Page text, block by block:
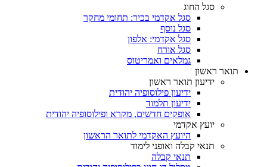
סגל החוג
סגל אקדמי בכיר: תחומי מחקר
סגל נוסף
סגל אקדמי: אלפון
סגל אורח
גמלאים ואמריטוס
תואר ראשון
ידיעון תואר ראשון
ידיעון פילוסופיה יהודית
ידיעון תלמוד
אופקים חדשים, מקרא ופילוסופיה יהודית
יועץ אקדמי
היועץ האקדמי לתואר הראשון
תנאי קבלה ואופני לימוד
תנאי קבלה